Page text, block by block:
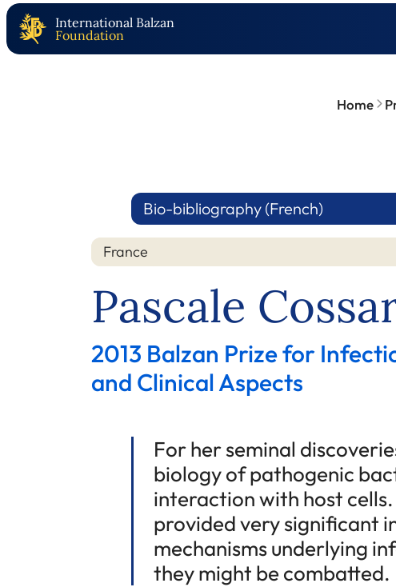
International Balzan
Foundation
Home
Bio-bibliography (French)
France
Pascale
2013 Balzan Prize for
and Clinical Aspects
For her seminal
biology of pathogenic
interaction with host
provided very significant
mechanisms underlying
they might be combatted.